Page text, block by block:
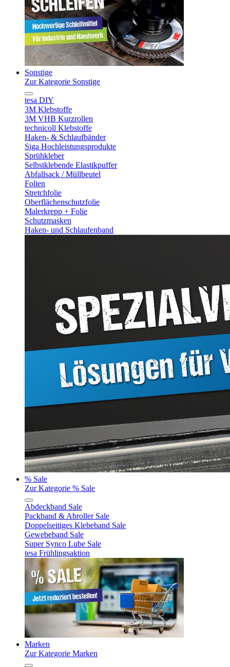
Sonstige
Zur Kategorie Sonstige
tesa DIY
3M Klebstoffe
3M VHB Kurzrollen
technicoll Klebstoffe
Haken- & Schlaufbänder
Siga Hochleistungsprodukte
Sprühkleber
Selbstklebende Elastikpuffer
Abfallsack / Müllbeutel
Folien
Stretchfolie
Oberflächenschutzfolie
Malerkrepp + Folie
Schutzmasken
Haken- und Schlaufenband
% Sale
Zur Kategorie % Sale
Abdeckband Sale
Packband & Abroller Sale
Doppelseitiges Klebeband Sale
Gewebeband Sale
Super Synco Lube Sale
tesa Frühlingsaktion
Marken
Zur Kategorie Marken